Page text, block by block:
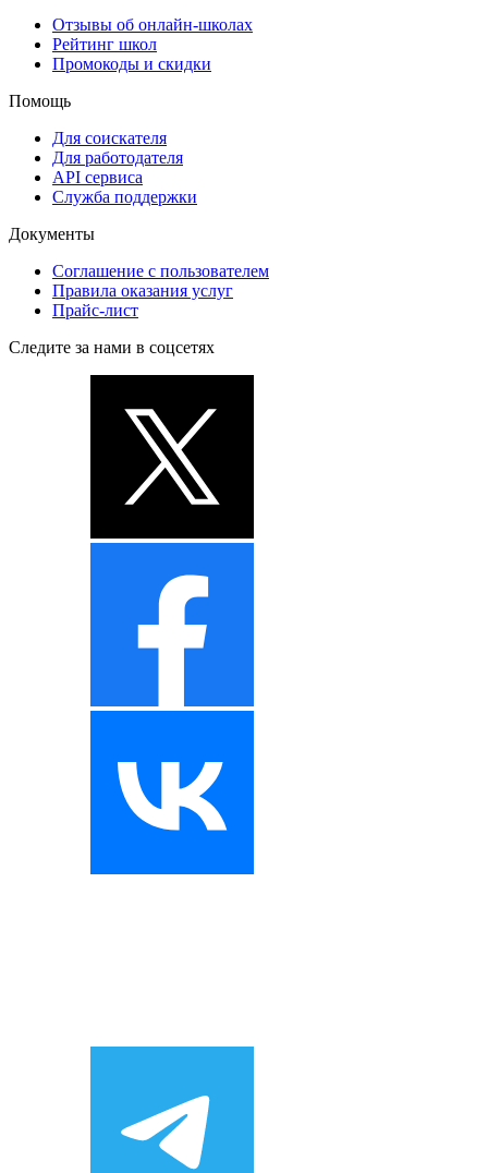
Отзывы об онлайн-школах
Рейтинг школ
Промокоды и скидки
Помощь
Для соискателя
Для работодателя
API сервиса
Служба поддержки
Документы
Соглашение с пользователем
Правила оказания услуг
Прайс-лист
Следите за нами в соцсетях